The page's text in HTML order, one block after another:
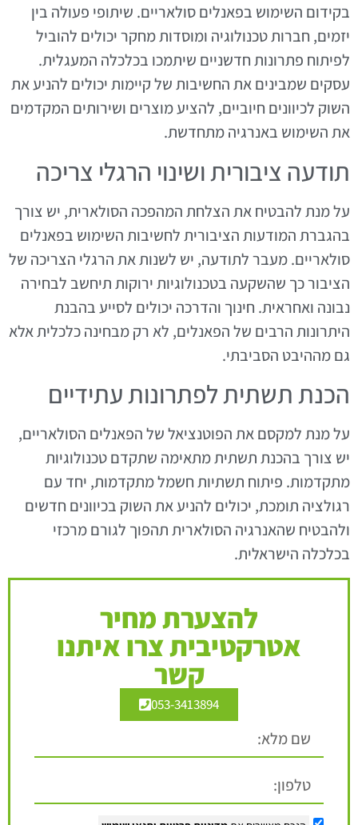
בקידום השימוש בפאנלים סולאריים. שיתופי פעולה בין
יזמים, חברות טכנולוגיה ומוסדות מחקר יכולים להוביל
לפיתוח פתרונות חדשניים שיתמכו בכלכלה המעגלית.
עסקים שמבינים את החשיבות של קיימות יכולים להניע את
השוק לכיוונים חיוביים, להציע מוצרים ושירותים המקדמים
את השימוש באנרגיה מתחדשת.
תודעה ציבורית ושינוי הרגלי צריכה
על מנת להבטיח את הצלחת המהפכה הסולארית, יש צורך
בהגברת המודעות הציבורית לחשיבות השימוש בפאנלים
סולאריים. מעבר לתודעה, יש לשנות את הרגלי הצריכה של
הציבור כך שהשקעה בטכנולוגיות ירוקות תיחשב לבחירה
נבונה ואחראית. חינוך והדרכה יכולים לסייע בהבנת
היתרונות הרבים של הפאנלים, לא רק מבחינה כלכלית אלא
גם מההיבט הסביבתי.
הכנת תשתית לפתרונות עתידיים
על מנת למקסם את הפוטנציאל של הפאנלים הסולאריים,
יש צורך בהכנת תשתית מתאימה שתקדם טכנולוגיות
מתקדמות. פיתוח תשתיות חשמל מתקדמות, יחד עם
רגולציה תומכת, יכולים להניע את השוק בכיוונים חדשים
ולהבטיח שהאנרגיה הסולארית תהפוך לגורם מרכזי
בכלכלה הישראלית.
להצערת מחיר
אטרקטיבית צרו איתנו
קשר
053-3413894